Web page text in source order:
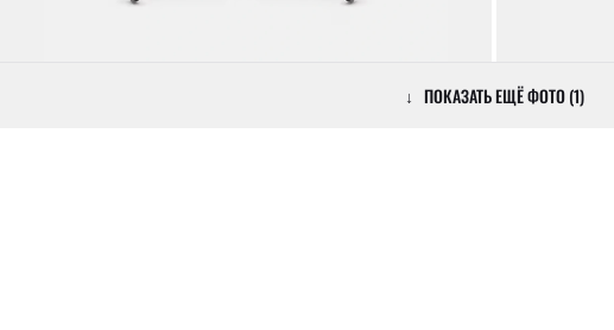
↓ ПОКАЗАТЬ ЕЩЁ ФОТО (1)